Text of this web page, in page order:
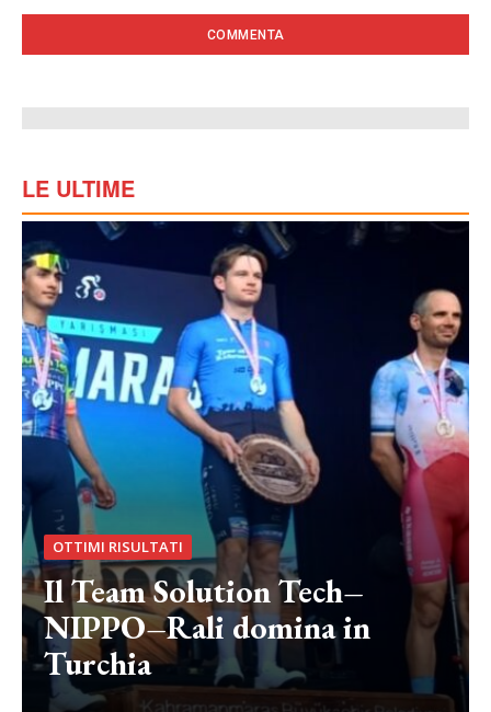
LE ULTIME
OTTIMI RISULTATI
Il Team Solution Tech–
NIPPO–Rali domina in
Turchia